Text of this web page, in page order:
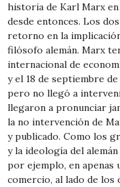
historia de Karl Marx
desde entonces. Los
retorno en la
filósofo alemán. Marx
internacional de
y el 18 de septiembre
pero no llegó a
llegaron a pronunciar
la no intervención de
y publicado. Como los
y la ideología del
por ejemplo, en apenas
comercio, al lado de